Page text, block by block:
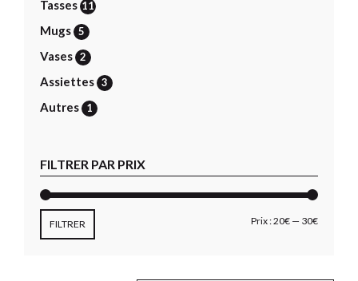
Tasses 11
Mugs 5
Vases 2
Assiettes 3
Autres 1
FILTRER PAR PRIX
Prix
min
Prix
max
FILTRER Prix :20€ — 30€